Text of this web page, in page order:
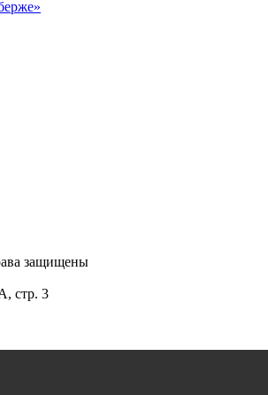
защищены
стр. 3